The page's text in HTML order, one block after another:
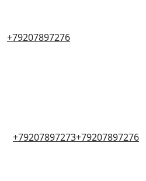
+79207897276
+79207897273+79207897276